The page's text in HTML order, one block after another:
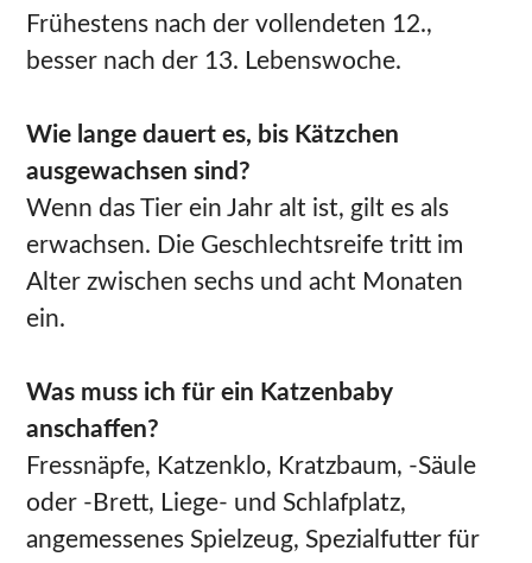
Frühestens nach der vollendeten 12.,
besser nach der 13. Lebenswoche.
Wie lange dauert es, bis Kätzchen
ausgewachsen sind?
Wenn das Tier ein Jahr alt ist, gilt es als
erwachsen. Die Geschlechtsreife tritt im
Alter zwischen sechs und acht Monaten
ein.
Was muss ich für ein Katzenbaby
anschaffen?
Fressnäpfe, Katzenklo, Kratzbaum, -Säule
oder -Brett, Liege- und Schlafplatz,
angemessenes Spielzeug, Spezialfutter für